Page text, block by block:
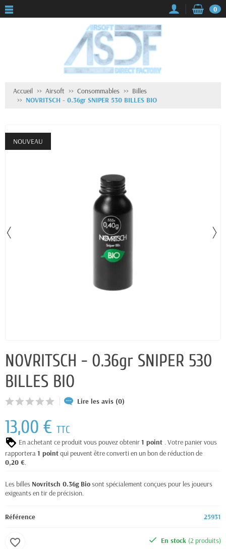
0
Accueil Airsoft Consommables
Billes
NOVRITSCH - 0.36gr SNIPER 530 BILLES BIO
NOUVEAU
NOVRITSCH - 0.36gr SNIPER 530
BILLES BIO
Lire les avis (0)
13,00 € TTC
En achetant ce produit vous pouvez obtenir1 point . Votre panier vous
rapportera1 pointqui peuvent être converti en un bon de réduction de
0,20 €.
Les billes Novritsch 0.36g Biosont spécialement conçues pour les joueurs
exigeants en tir de précision.
Référence 25931
En stock (2 produits)
favorite_border